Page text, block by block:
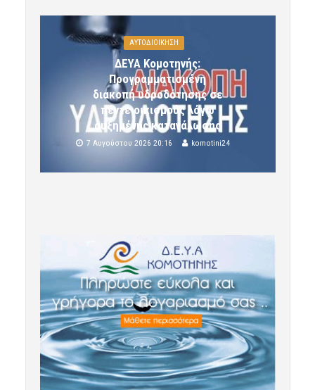
ΑΥΤΟΔΙΟΙΚΗΣΗ
ΔΕΥΑ Κομοτηνής:
Προγραμματισμένη
διακοπή υδροδότησης σε
πέντε οικισμούς λόγω
αυξημένης κατανάλωσης
7 Αυγούστου 2026 20:16 komotini24